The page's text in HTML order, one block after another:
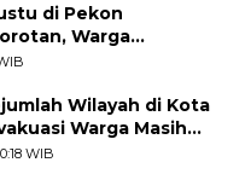
di Pekon
Warga
dan
Wilayah di Kota
Warga Masih
WIB